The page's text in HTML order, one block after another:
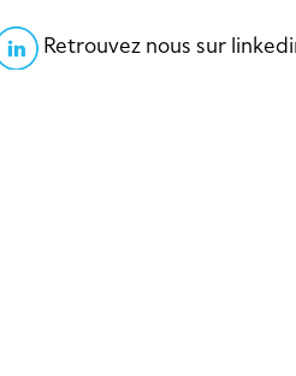
Retrouvez nous sur